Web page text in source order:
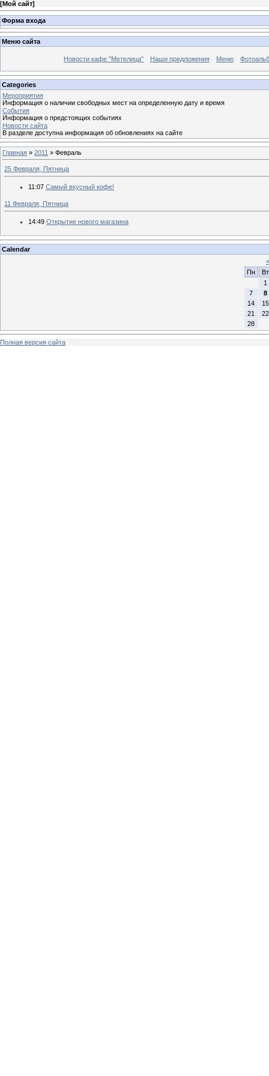
[Мой сайт]
Форма входа
Меню сайта
Новости кафе "Метелица" Наши предложения Меню
Categories
Мероприятия
Информация о наличии свободных мест на определенную дату и время
События
Информация о предстоящих событиях
Новости сайта
В разделе доступна информация об обновлениях на сайте
Главная » 2011 » Февраль
25 Февраля, Пятница
11:07 Самый вкусный кофе!
11 Февраля, Пятница
14:49 Открытие нового магазина
Calendar
«
Пн
Вт
1
7
8
14
15
21
22
28
Полная версия сайта